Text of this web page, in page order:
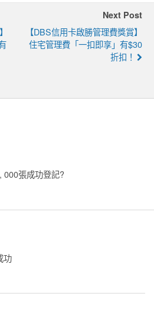
Next Post
【DBS信用卡啟勝管理費獎賞】
住宅管理費「一扣即享」有$30
折扣！
000張成功登記?
功